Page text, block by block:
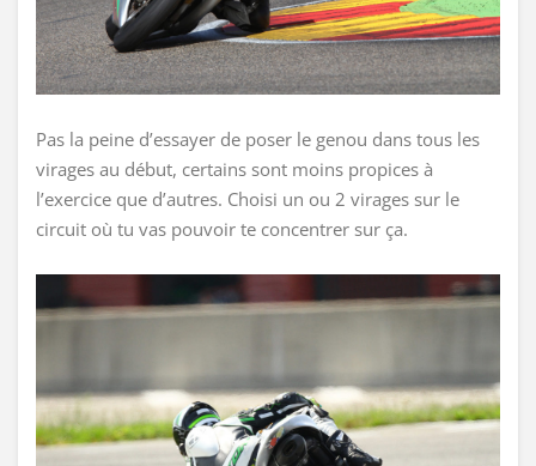
Pas la peine d’essayer de poser le genou dans tous les
virages au début, certains sont moins propices à
l’exercice que d’autres. Choisi un ou 2 virages sur le
circuit où tu vas pouvoir te concentrer sur ça.